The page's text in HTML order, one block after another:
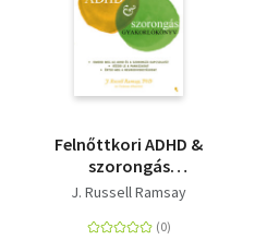
Felnőttkori ADHD &
szorongás
gyakorlókönyv
J. Russell Ramsay